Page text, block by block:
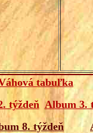
tabuľka
týždeň Album 3.
8. týždeň